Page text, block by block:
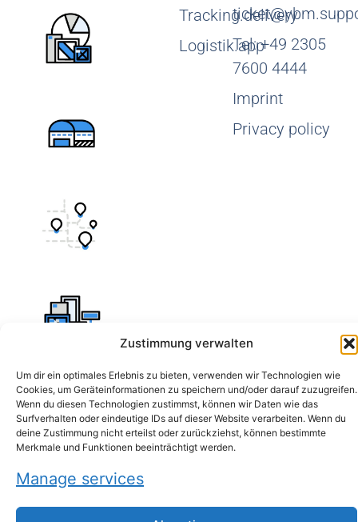
Zustimmung verwalten
Um dir ein optimales Erlebnis zu bieten, verwenden wir Technologien wie
Cookies, um Geräteinformationen zu speichern und/oder darauf zuzugreifen.
Wenn du diesen Technologien zustimmst, können wir Daten wie das
Surfverhalten oder eindeutige IDs auf dieser Website verarbeiten. Wenn du
deine Zustimmung nicht erteilst oder zurückziehst, können bestimmte
Merkmale und Funktionen beeinträchtigt werden.
Manage services
Tracking.delivery
Logistik.appTel: +49 2305
7600 4444
Imprint
Privacy policy